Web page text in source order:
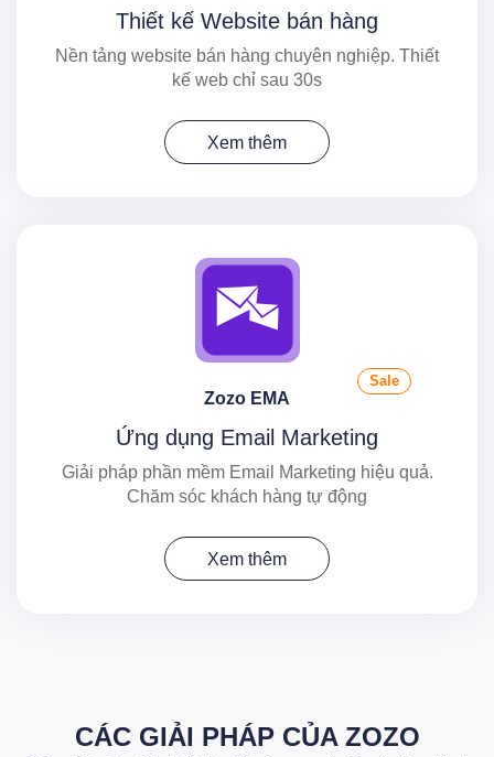
Thiết kế Website bán hàng
Nền tảng website bán hàng chuyên nghiệp. Thiết
kế web chỉ sau 30s
Xem thêm
Zozo EMA
Sale
Ứng dụng Email Marketing
Giải pháp phần mềm Email Marketing hiệu quả.
Chăm sóc khách hàng tự động
Xem thêm
CÁC GIẢI PHÁP CỦA ZOZO